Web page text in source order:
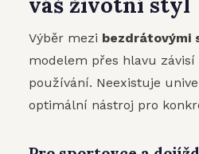
Výběr mezi bezdrátovými
modelem přes hlavu
používání. Neexistuje
optimální nástroj pro